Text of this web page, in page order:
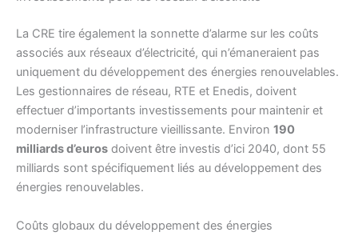
La CRE tire également la sonnette d’alarme sur les coûts
associés aux réseaux d’électricité, qui n’émaneraient pas
uniquement du développement des énergies renouvelables.
Les gestionnaires de réseau, RTE et Enedis, doivent
effectuer d’importants investissements pour maintenir et
moderniser l’infrastructure vieillissante. Environ 190
milliards d’euros doivent être investis d’ici 2040, dont 55
milliards sont spécifiquement liés au développement des
énergies renouvelables.
Coûts globaux du développement des énergies